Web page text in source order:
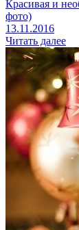
Красивая и
фото)
13.11.2016
Читать далее